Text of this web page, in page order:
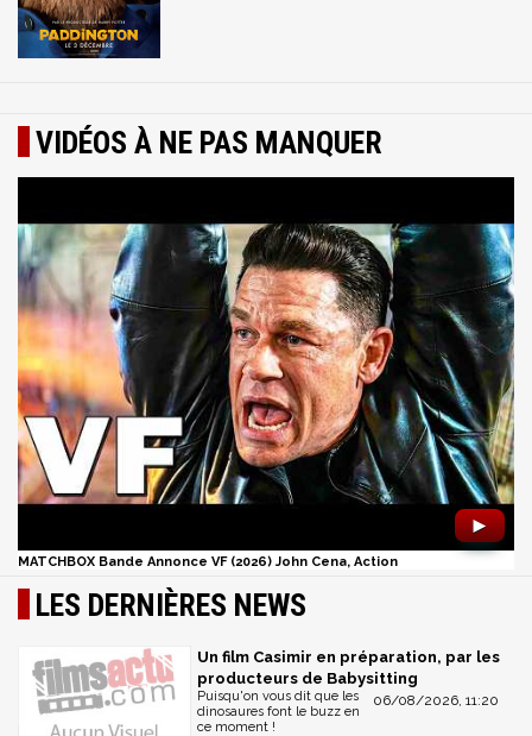
VIDÉOS À NE PAS MANQUER
►
MATCHBOX Bande Annonce VF (2026) John Cena, Action
LES DERNIÈRES NEWS
Un film Casimir en préparation, par les
producteurs de Babysitting
06/08/2026, 11:20
Puisqu'on vous dit que les
dinosaures font le buzz en
ce moment !